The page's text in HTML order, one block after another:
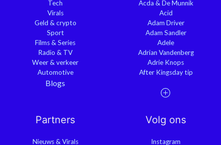
Tech
Virals
Geld & crypto
Sport
Films & Series
Radio & TV
Weer & verkeer
Automotive
Blogs
Acda & De Munnik
Acid
Adam Driver
Adam Sandler
Adele
Adrian Vandenberg
Adrie Knops
After Kingsday tip
Partners
Nieuws & Virals
Volg ons
Instagram